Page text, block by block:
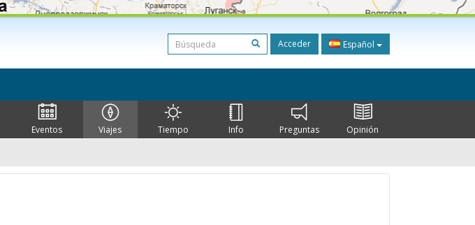
Acceder Español
Eventos Viajes Tiempo Info Preguntas Opinión